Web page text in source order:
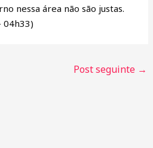
nessa área não são justas.
04h33)
Post seguinte →